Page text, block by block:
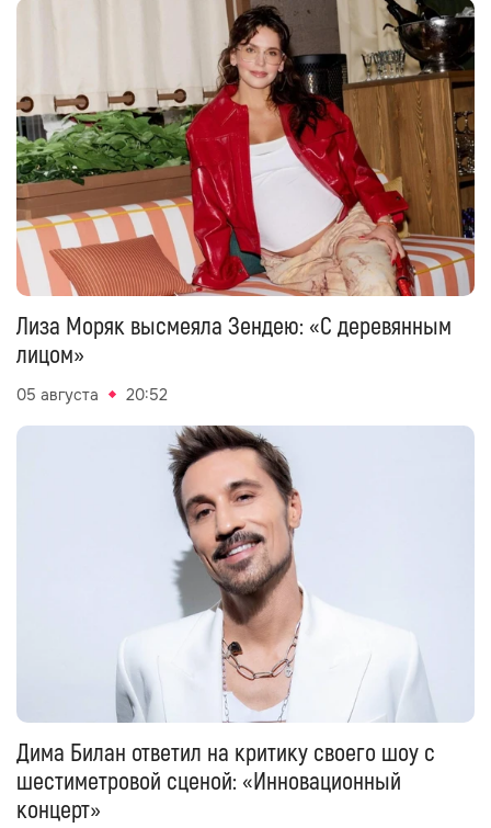
Лиза Моряк высмеяла Зендею: «С деревянным
лицом»
05 августа 20:52
Дима Билан ответил на критику своего шоу с
шестиметровой сценой: «Инновационный
концерт»